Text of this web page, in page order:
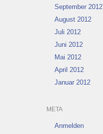
September 2012
August 2012
Juli 2012
Juni 2012
Mai 2012
April 2012
Januar 2012
META
Anmelden